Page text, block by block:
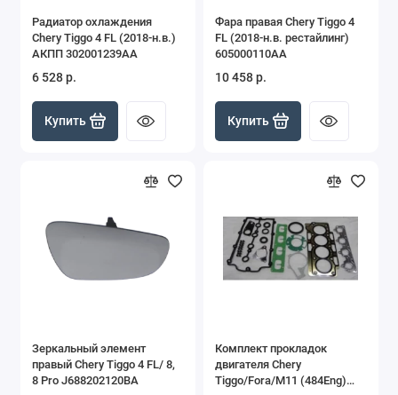
Радиатор охлаждения
Chery Tiggo 4 FL (2018-н.в.)
АКПП 302001239AA
6 528 р.
Купить
Фара правая Chery Tiggo 4
FL (2018-н.в. рестайлинг)
605000110AA
10 458 р.
Купить
Зеркальный элемент
правый Chery Tiggo 4 FL/ 8,
8 Pro J688202120BA
Комплект прокладок
двигателя Chery
Tiggo/Fora/M11 (484Eng)